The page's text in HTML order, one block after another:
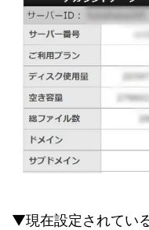
▼現在設定されてい